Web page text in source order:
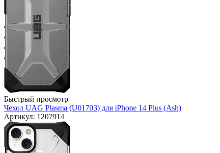
Быстрый просмотр
Чехол UAG Plasma (U01703) для iPhone 14 Plus (Ash)
Артикул: 1207914